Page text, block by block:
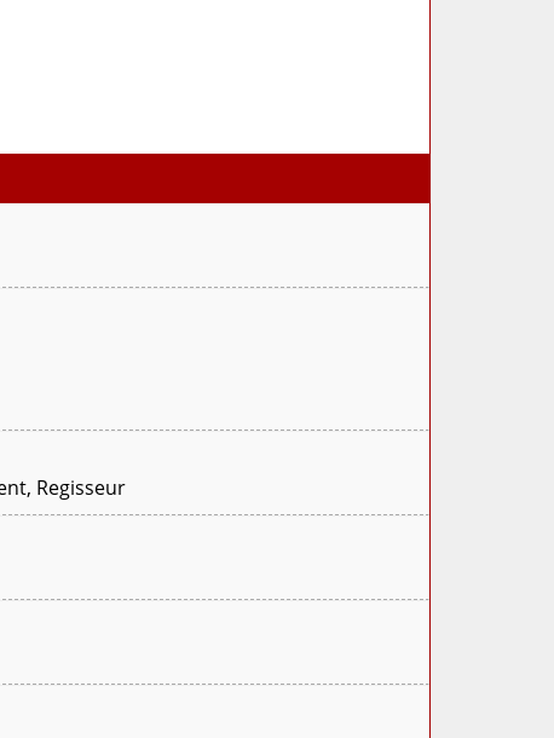
Regisseur